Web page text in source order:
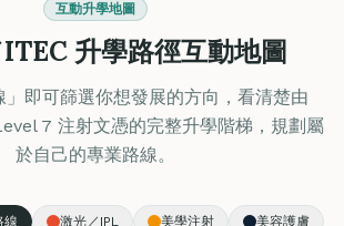
互動升學地圖
升學路徑互動地圖
」即可篩選你想發展的方向，看清楚由
7 注射文憑的完整升學階梯，規劃屬
於自己的專業路線。
線 激光／IPL 美學注射 美容護膚